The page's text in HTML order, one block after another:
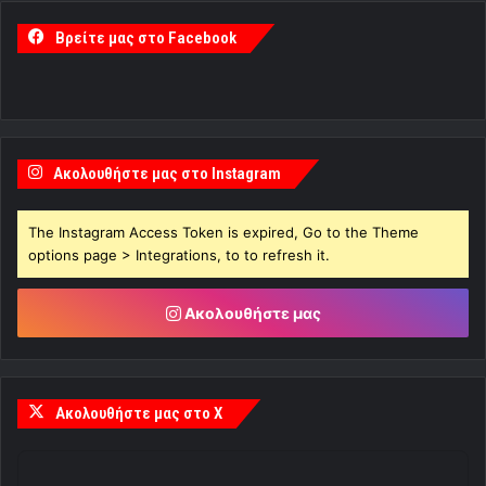
Βρείτε μας στο Facebook
Ακολουθήστε μας στο Instagram
The Instagram Access Token is expired, Go to the Theme
options page > Integrations, to to refresh it.
Ακολουθήστε μας
Ακολουθήστε μας στο X